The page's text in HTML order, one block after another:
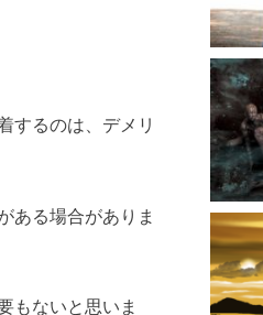
するのは、デメリ
ある場合がありま
もないと思いま